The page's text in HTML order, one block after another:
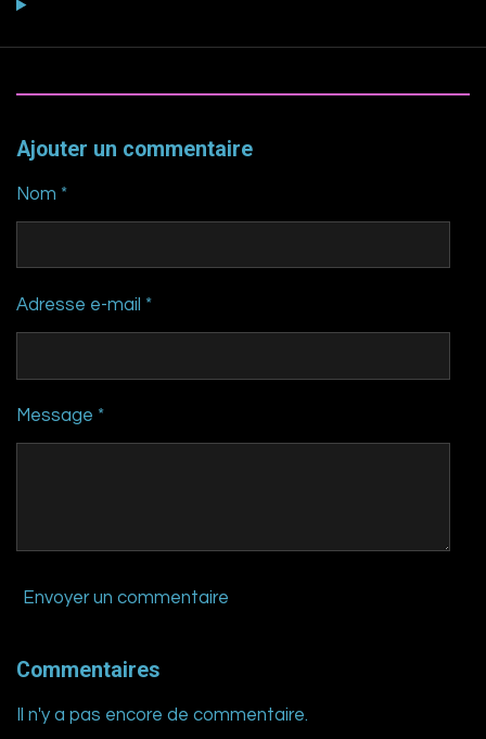
Ajouter un commentaire
Nom *
Adresse e-mail *
Message *
Envoyer un commentaire
Commentaires
Il n'y a pas encore de commentaire.